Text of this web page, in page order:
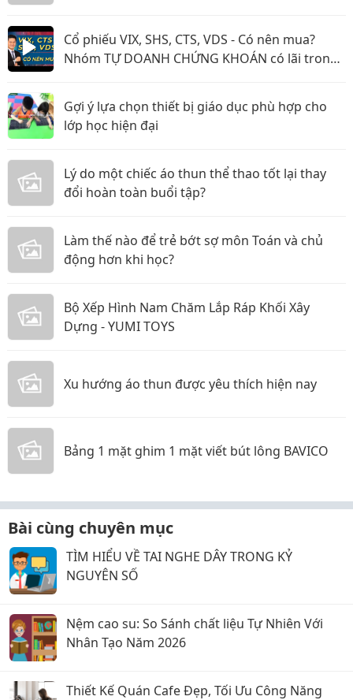
Cổ phiếu VIX, SHS, CTS, VDS - Có nên mua?
Nhóm TỰ DOANH CHỨNG KHOÁN có lãi trong
Gợi ý lựa chọn thiết bị giáo dục phù hợp cho
lớp học hiện đại
Lý do một chiếc áo thun thể thao tốt lại thay
đổi hoàn toàn buổi tập?
Làm thế nào để trẻ bớt sợ môn Toán và chủ
động hơn khi học?
Bộ Xếp Hình Nam Chăm Lắp Ráp Khối Xây
Dựng - YUMI TOYS
Xu hướng áo thun được yêu thích hiện nay
Bảng 1 mặt ghim 1 mặt viết bút lông BAVICO
Bài cùng chuyên mục
TÌM HIỂU VỀ TAI NGHE DÂY TRONG KỶ
NGUYÊN SỐ
Nệm cao su: So Sánh chất liệu Tự Nhiên Với
Nhân Tạo Năm 2026
Thiết Kế Quán Cafe Đẹp, Tối Ưu Công Năng